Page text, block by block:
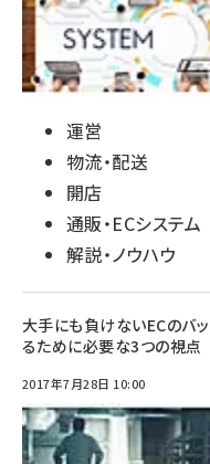
運営
物流・配送
開店
通販・ECシステム
解説・ノウハウ
大手にも負けないECのバ
るために必要な3つの視点
2017年7月28日 10:00